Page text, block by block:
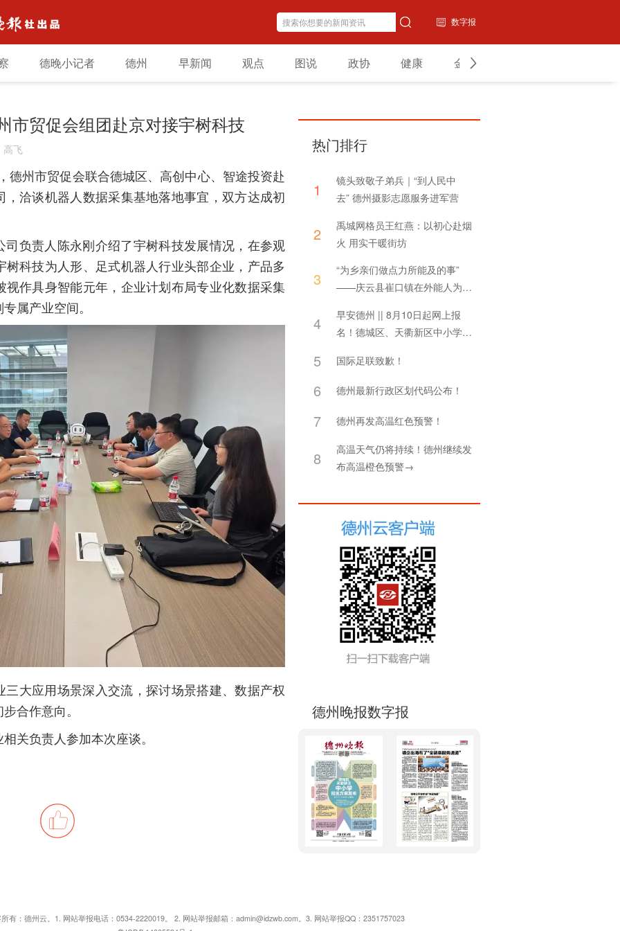
数字报
德晚小记者 德州 早新闻 观点 图说 政协 健康 金融
市贸促会组团赴京对接宇树科技
高飞
德州市贸促会联合德城区、高创中心、智途投资赴
洽谈机器人数据采集基地落地事宜，双方达成初
负责人陈永刚介绍了宇树科技发展情况，在参观
科技为人形、足式机器人行业头部企业，产品多
作具身智能元年，企业计划布局专业化数据采集
属产业空间。
大应用场景深入交流，探讨场景搭建、数据产权
合作意向。
关负责人参加本次座谈。
热门排行
1
镜头致敬子弟兵｜“到人民中
去” 德州摄影志愿服务进军营
2
禹城网格员王红燕：以初心赴烟
火 用实干暖街坊
3
“为乡亲们做点力所能及的事”
——庆云县崔口镇在外能人为家
4
早安德州 || 8月10日起网上报
名！德城区、天衢新区中小学招
5 国际足联致歉！
6 德州最新行政区划代码公布！
7 德州再发高温红色预警！
8
高温天气仍将持续！德州继续发
布高温橙色预警→
德州晚报数字报
有：德州云。1. 网站举报电话：0534-2220019。 2. 网站举报邮箱：admin@idzwb.com。3. 网站举报QQ：2351757023